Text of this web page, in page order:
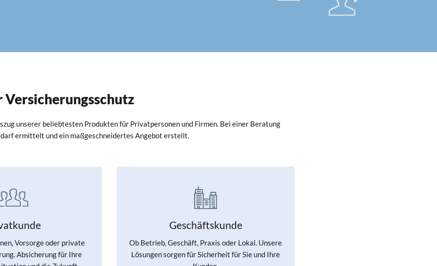
unserer beliebtesten Produkten für Privatpersonen und Firmen. Bei einer Beratung
ermittelt und ein maßgeschneidertes Angebot erstellt.
Vorsorge oder private
Absicherung für Ihre
Geschäftskunde
Ob Betrieb, Geschäft, Praxis oder Lokal. Unsere
Lösungen sorgen für Sicherheit für Sie und Ihre